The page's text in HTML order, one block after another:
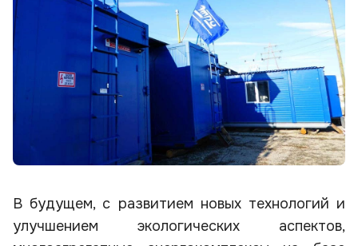
В будущем, с развитием новых технологий и
улучшением экологических аспектов,